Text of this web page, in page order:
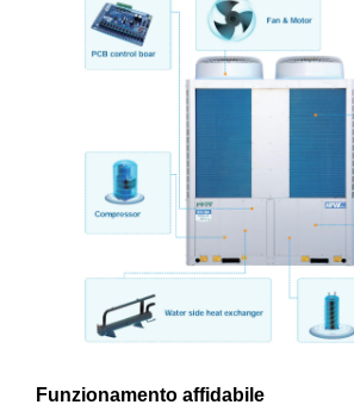
Funzionamento affidabile